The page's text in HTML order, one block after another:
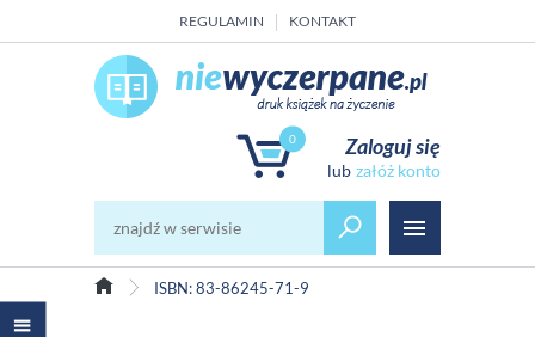
REGULAMIN KONTAKT
0 Zaloguj się
załóż konto
ISBN: 83-86245-71-9